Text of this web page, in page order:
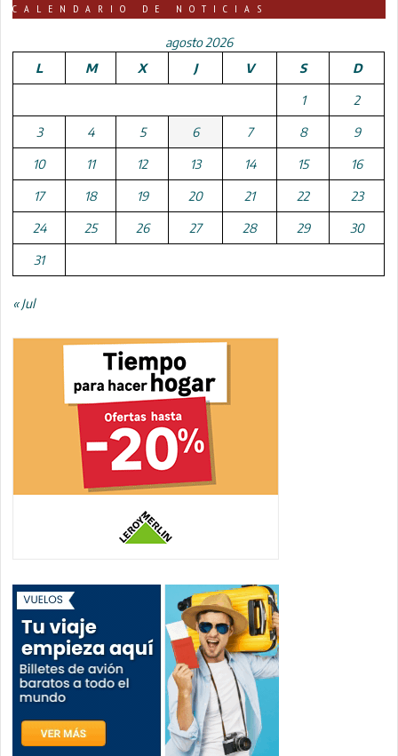
CALENDARIO DE NOTICIAS
agosto 2026
L
M X J V S D
1 2
3 4 5 6 7 8 9
10 11 12 13 14 15 16
17 18 19 20 21 22 23
24 25 26 27 28 29 30
31
« Jul